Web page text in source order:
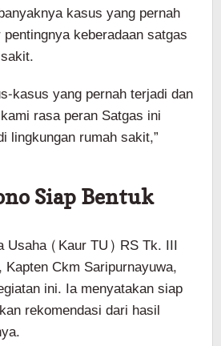
kasus yang pernah
keberadaan satgas
kasus yang pernah terjadi dan
rasa peran Satgas ini
lingkungan rumah sakit,”
Siap Bentuk
Usaha (Kaur TU) RS Tk. III
Ckm Saripurnayuwa,
ini. Ia menyatakan siap
rekomendasi dari hasil